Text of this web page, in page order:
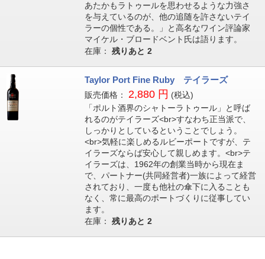
あたかもラトゥールを思わせるような力強さ
を与えているのが、他の追随を許さないテイ
ラーの個性である。」と高名なワイン評論家
マイケル・ブロードベント氏は語ります。
在庫： 残りあと 2
Taylor Port Fine Ruby テイラーズ
販売価格： 2,880 円 (税込)
「ポルト酒界のシャトーラトゥール」と呼ば
れるのがテイラーズ<br>すなわち正当派で、
しっかりとしているということでしょう。
<br>気軽に楽しめるルビーポートですが、テ
イラーズならば安心して親しめます。<br>テ
イラーズは、1962年の創業当時から現在ま
で、パートナー(共同経営者)一族によって経営
されており、一度も他社の傘下に入ることも
なく、常に最高のポートづくりに従事してい
ます。
在庫： 残りあと 2